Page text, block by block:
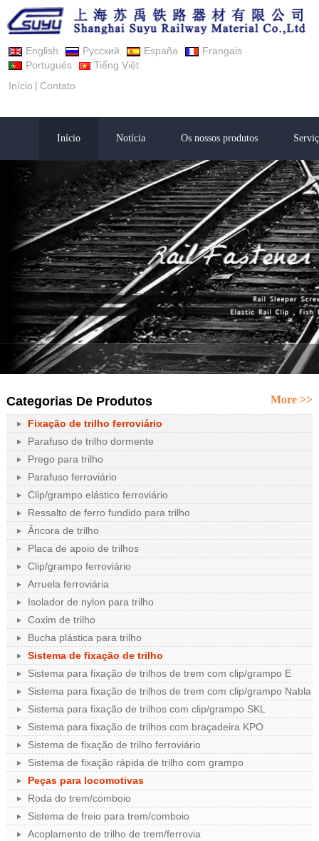
English Русский España
Frangais
Portugués
Tiếng Việt
Início | Contato
Início Notícia Os nossos produtos
Categorias De Produtos More >>
Fixação de trilho ferroviário
Parafuso de trilho dormente
Prego para trilho
Parafuso ferroviário
Clip/grampo elástico ferroviário
Ressalto de ferro fundido para trilho
Âncora de trilho
Placa de apoio de trilhos
Clip/grampo ferroviário
Arruela ferroviária
Isolador de nylon para trilho
Coxim de trilho
Bucha plástica para trilho
Sistema de fixação de trilho
Sistema para fixação de trilhos de trem com clip/grampo E
Sistema para fixação de trilhos de trem com clip/grampo Nabla
Sistema para fixação de trilhos com clip/grampo SKL
Sistema para fixação de trilhos com braçadeira KPO
Sistema de fixação de trilho ferroviário
Sistema de fixação rápida de trilho com grampo
Peças para locomotivas
Roda do trem/comboio
Sistema de freio para trem/comboio
Acoplamento de trilho de trem/ferrovia